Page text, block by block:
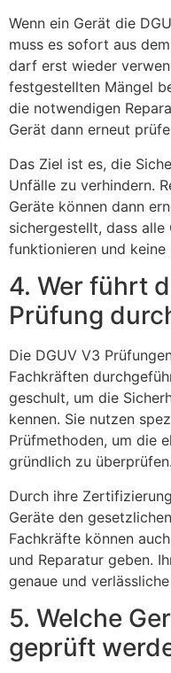
Wenn ein Gerät die
muss es sofort aus
darf erst wieder
festgestellten Mängel
die notwendigen
Gerät dann erneut
Das Ziel ist es, die
Unfälle zu verhindern.
Geräte können dann
sichergestellt, dass
funktionieren und keine
4. Wer führt
Prüfung
Die DGUV V3
Fachkräften
geschult, um die
kennen. Sie nutzen
Prüfmethoden, um die
gründlich zu überprüfen.
Durch ihre
Geräte den
Fachkräfte können
und Reparatur geben.
genaue und
5. Welche
geprüft